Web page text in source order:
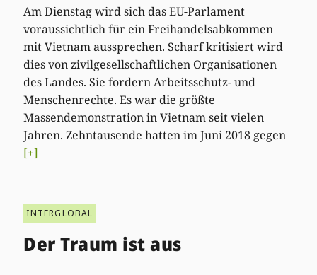
Am Dienstag wird sich das EU-Parlament
voraussichtlich für ein Freihandelsabkommen
mit Vietnam aussprechen. Scharf kritisiert wird
dies von zivilgesellschaftlichen Organisationen
des Landes. Sie fordern Arbeitsschutz- und
Menschenrechte. Es war die größte
Massendemonstration in Vietnam seit vielen
Jahren. Zehntausende hatten im Juni 2018 gegen
[+]
INTERGLOBAL
Der Traum ist aus